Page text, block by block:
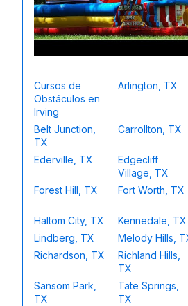
Cursos de
Obstáculos en
Irving
Arlington, TX
Belt Junction,
TX
Carrollton, TX
Ederville, TX
Edgecliff
Village, TX
Forest Hill, TX
Fort Worth, TX
Haltom City, TX
Kennedale, TX
Lindberg, TX
Melody Hills,
Richardson, TX
Richland Hills,
TX
Sansom Park,
TX
Tate Springs,
TX